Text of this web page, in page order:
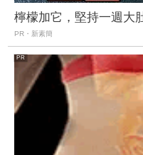
檸檬加它，堅持一週大
PR・新素簡